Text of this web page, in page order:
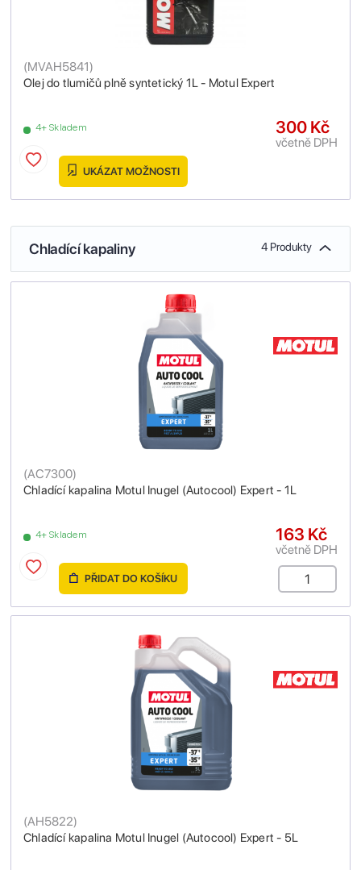
Olej do tlumičů plně syntetický 1L - Motul Expert
(MVAH5841)
4+ Skladem 300 Kč
včetně DPH
UKÁZAT MOŽNOSTI
Chladící kapaliny 4 Produkty
Chladící kapalina Motul Inugel (Autocool) Expert - 1L
(AC7300)
4+ Skladem 163 Kč
včetně DPH
PŘIDAT DO KOŠÍKU
Chladící kapalina Motul Inugel (Autocool) Expert - 5L
(AH5822)